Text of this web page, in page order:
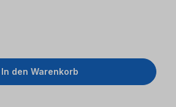
In den Warenkorb